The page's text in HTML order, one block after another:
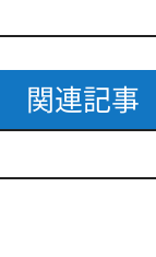
関連記事